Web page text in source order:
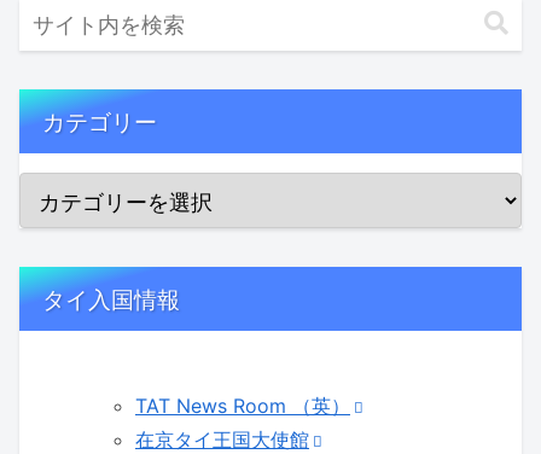
カテゴリー
タイ入国情報
TAT News Room （英）
在京タイ王国大使館